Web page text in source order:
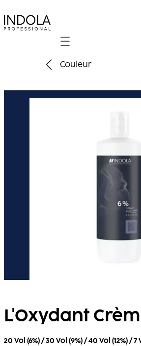
Mobile navigation
Couleur
L'Oxydant
20 Vol (6%) / 30 Vol (9%) / 40 Vol (12%) / 7